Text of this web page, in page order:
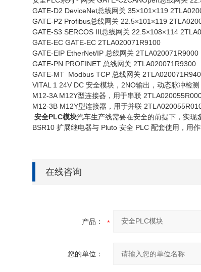
GATE-D2 DeviceNet总线网关 35×101×119
GATE-P2 Profibus总线网关 22.5×101×119
GATE-S3 SERCOS III总线网关 22.5×108×114
GATE-EC GATE-EC 2TLA020071R9100
GATE-EIP EtherNet/IP 总线网关 2TLA020071R9000
GATE-PN PROFINET 总线网关 2TLA020071R9300
GATE-MT Modbus TCP 总线网关
VITAL 1 24V DC 安全模块，2NO输出，动态脉冲检
M12-3A M12Y型连接器，用于串联
M12-3B M12Y型连接器，用于并联
安全PLC模块汽车生产线需要在安全的前提下，实现
BSR10 扩展继电器与 Pluto 安全 PLC 配套使用，用
在线咨询
产品：
您的单位：